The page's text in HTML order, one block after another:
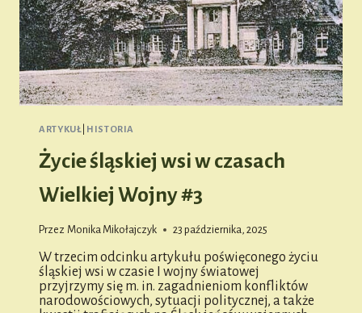
ARTYKUŁ HISTORIA
Życie śląskiej wsi w czasach
Wielkiej Wojny #3
Przez Monika Mikołajczyk 23 października, 2025
W trzecim odcinku artykułu poświęconego życiu
śląskiej wsi w czasie I wojny światowej
przyjrzymy się m. in. zagadnieniom konfliktów
narodowościowych, sytuacji politycznej, a także